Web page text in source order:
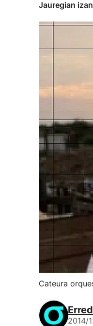
Jauregian
Cateura
2014/